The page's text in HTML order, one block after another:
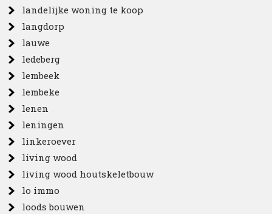
landelijke woning te koop
langdorp
lauwe
ledeberg
lembeek
lembeke
lenen
leningen
linkeroever
living wood
living wood houtskeletbouw
lo immo
loods bouwen